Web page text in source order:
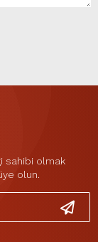
sahibi olmak
olun.